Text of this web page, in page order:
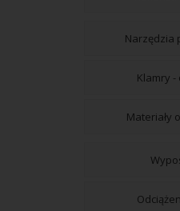
Narzędzia
Klamry
Materiały